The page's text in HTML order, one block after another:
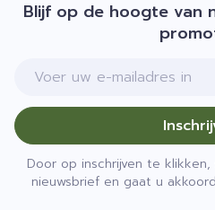
Blijf op de hoogte van
E-mail adres
Door op inschrijven te
nieuwsbrief en gaat u